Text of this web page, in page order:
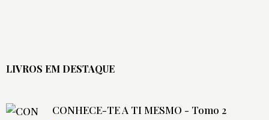
LIVROS EM DESTAQUE
CONHECE-TE A TI MESMO - Tomo 2